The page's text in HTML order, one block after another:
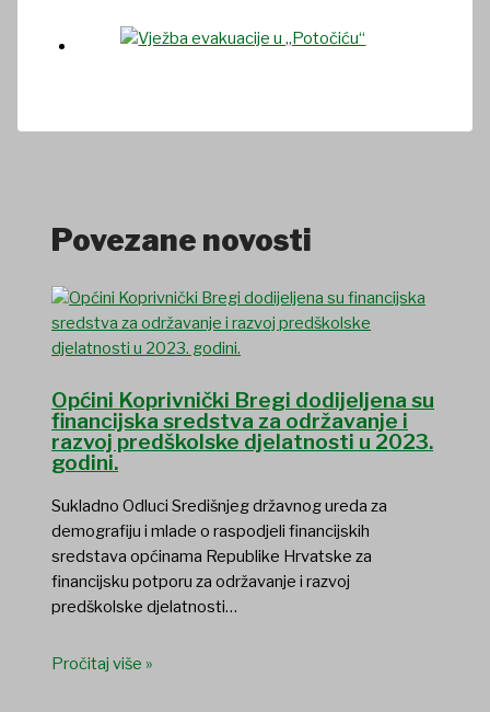
Povezane novosti
Općini Koprivnički Bregi dodijeljena su
financijska sredstva za održavanje i
razvoj predškolske djelatnosti u 2023.
godini.
Sukladno Odluci Središnjeg državnog ureda za
demografiju i mlade o raspodjeli financijskih
sredstava općinama Republike Hrvatske za
financijsku potporu za održavanje i razvoj
predškolske djelatnosti…
Pročitaj više »